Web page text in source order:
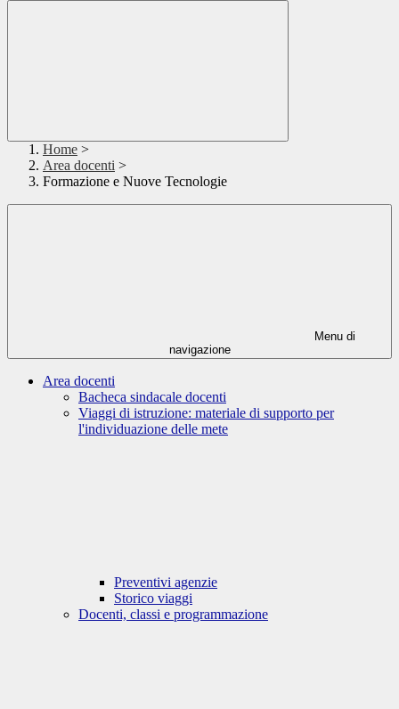
Home >
Area docenti >
Formazione e Nuove Tecnologie
Menu di
navigazione
Area docenti
Bacheca sindacale docenti
Viaggi di istruzione: materiale di supporto per
l'individuazione delle mete
Preventivi agenzie
Storico viaggi
Docenti, classi e programmazione